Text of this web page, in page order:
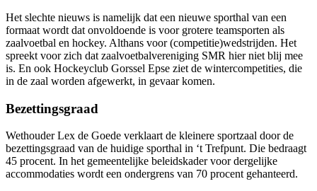
Het slechte nieuws is namelijk dat een nieuwe sporthal van een
formaat wordt dat onvoldoende is voor grotere teamsporten als
zaalvoetbal en hockey. Althans voor (competitie)wedstrijden. Het
spreekt voor zich dat zaalvoetbalvereniging SMR hier niet blij mee
is. En ook Hockeyclub Gorssel Epse ziet de wintercompetities, die
in de zaal worden afgewerkt, in gevaar komen.
Bezettingsgraad
Wethouder Lex de Goede verklaart de kleinere sportzaal door de
bezettingsgraad van de huidige sporthal in ‘t Trefpunt. Die bedraagt
45 procent. In het gemeentelijke beleidskader voor dergelijke
accommodaties wordt een ondergrens van 70 procent gehanteerd.